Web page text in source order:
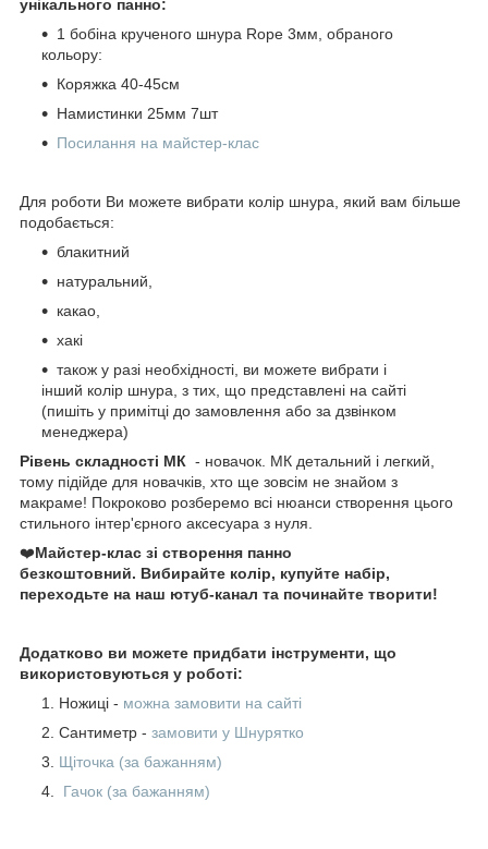
унікального панно:
1 бобіна крученого шнура Rope 3мм, обраного
кольору:
Коряжка 40-45см
Намистинки 25мм 7шт
Посилання на майстер-клас
Для роботи Ви можете вибрати колір шнура, який вам більше
подобається:
блакитний
натуральний,
какао,
хакі
також у разі необхідності, ви можете вибрати і
інший колір шнура, з тих, що представлені на сайті
(пишіть у примітці до замовлення або за дзвінком
менеджера)
Рівень складності МК - новачок. МК детальний і легкий,
тому підійде для новачків, хто ще зовсім не знайом з
макраме! Покроково розберемо всі нюанси створення цього
стильного інтер'єрного аксесуара з нуля.
❤️Майстер-клас зі створення панно
безкоштовний. Вибирайте колір, купуйте набір,
переходьте на наш ютуб-канал та починайте творити!
Додатково ви можете придбати інструменти, що
використовуються у роботі:
Ножиці - можна замовити на сайті
Сантиметр - замовити у Шнурятко
Щіточка (за бажанням)
Гачок (за бажанням)